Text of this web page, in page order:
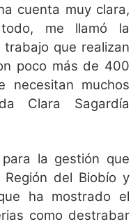
cuenta muy clara,
me llamó la
que realizan
poco más de 400
necesitan muchos
Clara Sagardía
la gestión que
del Biobío y
ha mostrado el
como destrabar